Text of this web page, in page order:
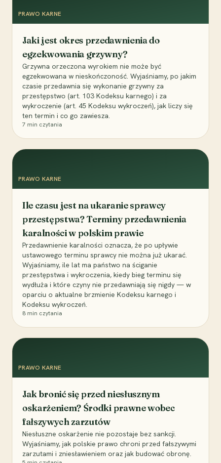
PRAWO KARNE
Jaki jest okres przedawnienia do
egzekwowania grzywny?
Grzywna orzeczona wyrokiem nie może być
egzekwowana w nieskończoność. Wyjaśniamy, po jakim
czasie przedawnia się wykonanie grzywny za
przestępstwo (art. 103 Kodeksu karnego) i za
wykroczenie (art. 45 Kodeksu wykroczeń), jak liczy się
ten termin i co go zawiesza.
7 min czytania
PRAWO KARNE
Ile czasu jest na ukaranie sprawcy
przestępstwa? Terminy przedawnienia
karalności w polskim prawie
Przedawnienie karalności oznacza, że po upływie
ustawowego terminu sprawcy nie można już ukarać.
Wyjaśniamy, ile lat ma państwo na ściganie
przestępstwa i wykroczenia, kiedy bieg terminu się
wydłuża i które czyny nie przedawniają się nigdy — w
oparciu o aktualne brzmienie Kodeksu karnego i
Kodeksu wykroczeń.
8 min czytania
PRAWO KARNE
Jak bronić się przed niesłusznym
oskarżeniem? Środki prawne wobec
fałszywych zarzutów
Niesłuszne oskarżenie nie pozostaje bez sankcji.
Wyjaśniamy, jak polskie prawo chroni przed fałszywymi
zarzutami i zniesławieniem oraz jak budować obronę.